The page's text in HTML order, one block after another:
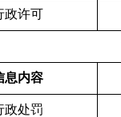
政许可
息内容
政处罚